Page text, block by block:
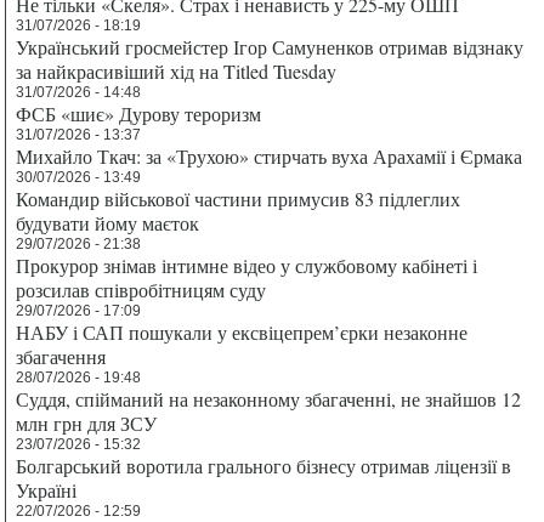
31/07/2026 - 18:19
Український гросмейстер Ігор Самуненков отримав відзнаку
за найкрасивіший хід на Titled Tuesday
31/07/2026 - 14:48
ФСБ «шиє» Дурову тероризм
31/07/2026 - 13:37
Михайло Ткач: за «Трухою» стирчать вуха Арахамії і Єрмака
30/07/2026 - 13:49
Командир військової частини примусив 83 підлеглих
будувати йому маєток
29/07/2026 - 21:38
Прокурор знімав інтимне відео у службовому кабінеті і
розсилав співробітницям суду
29/07/2026 - 17:09
НАБУ і САП пошукали у ексвіцепрем’єрки незаконне
збагачення
28/07/2026 - 19:48
Суддя, спійманий на незаконному збагаченні, не знайшов 12
млн грн для ЗСУ
23/07/2026 - 15:32
Болгарський воротила грального бізнесу отримав ліцензії в
Україні
22/07/2026 - 12:59